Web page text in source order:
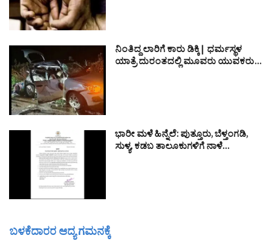
ನಿಂತಿದ್ದ ಲಾರಿಗೆ ಕಾರು ಡಿಕ್ಕಿ| ಧರ್ಮಸ್ಥಳ
ಯಾತ್ರೆ ದುರಂತದಲ್ಲಿ ಮೂವರು ಯುವಕರು…
ಭಾರೀ ಮಳೆ ಹಿನ್ನೆಲೆ: ಪುತ್ತೂರು, ಬೆಳ್ತಂಗಡಿ,
ಸುಳ್ಯ, ಕಡಬ ತಾಲೂಕುಗಳಿಗೆ ನಾಳೆ…
ಬಳಕೆದಾರರ ಆದ್ಯ ಗಮನಕ್ಕೆ